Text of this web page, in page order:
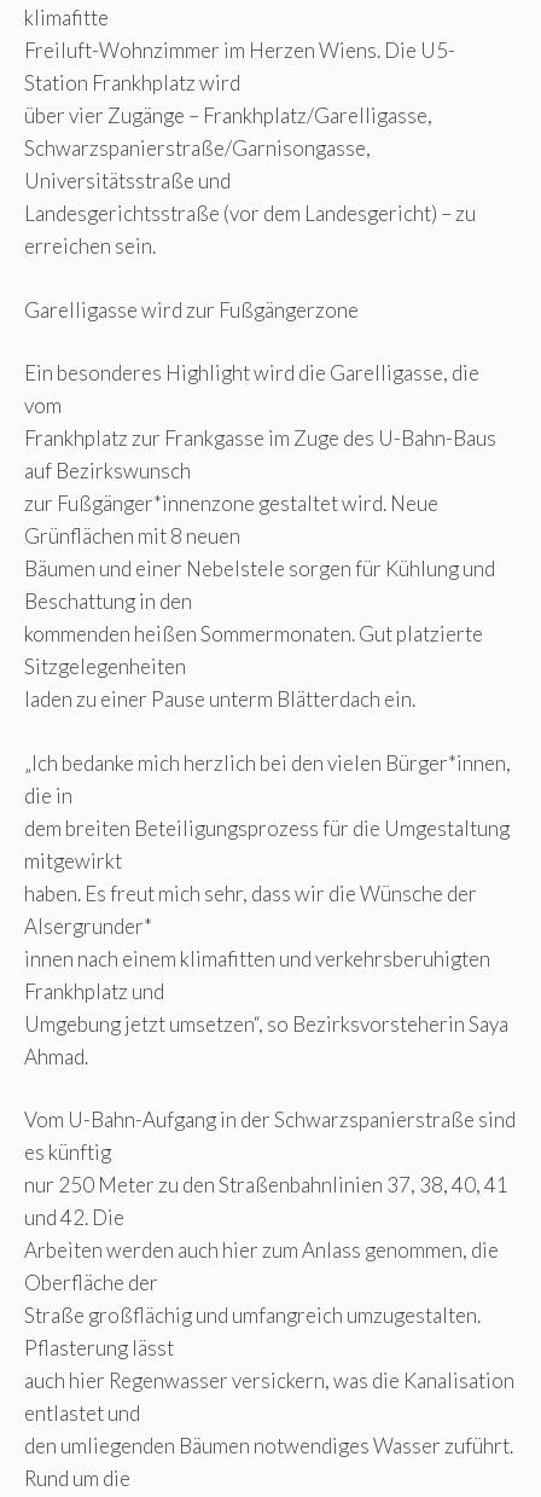
klimafitte
Freiluft-Wohnzimmer im Herzen Wiens. Die U5-
Station Frankhplatz wird
über vier Zugänge – Frankhplatz/Garelligasse,
Schwarzspanierstraße/Garnisongasse,
Universitätsstraße und
Landesgerichtsstraße (vor dem Landesgericht) – zu
erreichen sein.
Garelligasse wird zur Fußgängerzone
Ein besonderes Highlight wird die Garelligasse, die
vom
Frankhplatz zur Frankgasse im Zuge des U-Bahn-Baus
auf Bezirkswunsch
zur Fußgänger*innenzone gestaltet wird. Neue
Grünflächen mit 8 neuen
Bäumen und einer Nebelstele sorgen für Kühlung und
Beschattung in den
kommenden heißen Sommermonaten. Gut platzierte
Sitzgelegenheiten
laden zu einer Pause unterm Blätterdach ein.
„Ich bedanke mich herzlich bei den vielen Bürger*innen,
die in
dem breiten Beteiligungsprozess für die Umgestaltung
mitgewirkt
haben. Es freut mich sehr, dass wir die Wünsche der
Alsergrunder*
innen nach einem klimafitten und verkehrsberuhigten
Frankhplatz und
Umgebung jetzt umsetzen“, so Bezirksvorsteherin Saya
Ahmad.
Vom U-Bahn-Aufgang in der Schwarzspanierstraße sind
es künftig
nur 250 Meter zu den Straßenbahnlinien 37, 38, 40, 41
und 42. Die
Arbeiten werden auch hier zum Anlass genommen, die
Oberfläche der
Straße großflächig und umfangreich umzugestalten.
Pflasterung lässt
auch hier Regenwasser versickern, was die Kanalisation
entlastet und
den umliegenden Bäumen notwendiges Wasser zuführt.
Rund um die